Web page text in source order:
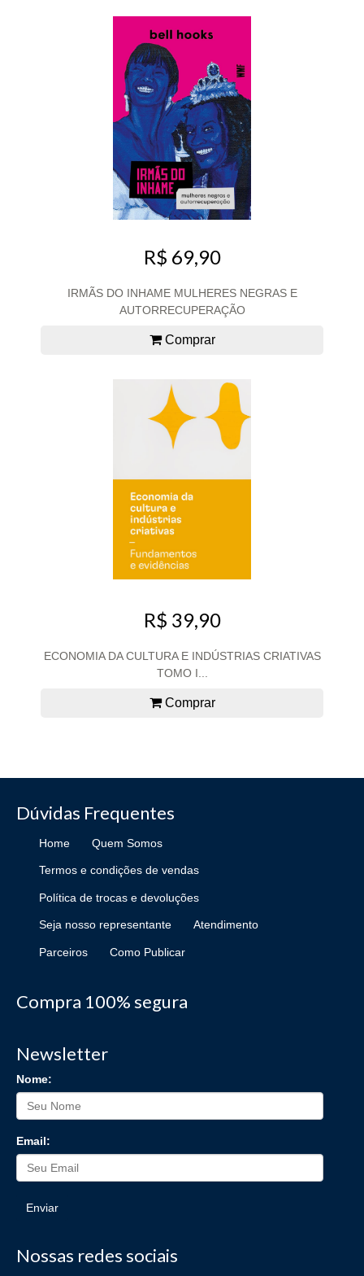
R$ 69,90
IRMÃS DO INHAME MULHERES NEGRAS E
AUTORRECUPERAÇÃO
Comprar
R$ 39,90
ECONOMIA DA CULTURA E INDÚSTRIAS CRIATIVAS
TOMO I...
Comprar
Dúvidas Frequentes
Home Quem Somos
Termos e condições de vendas
Política de trocas e devoluções
Seja nosso representante Atendimento
Parceiros Como Publicar
Compra 100% segura
Newsletter
Nome:
Email:
Enviar
Nossas redes sociais